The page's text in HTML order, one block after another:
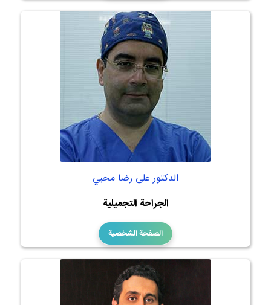
الدكتور على رضا محبي
الجراحة التجميلية
الصفحة الشخصية